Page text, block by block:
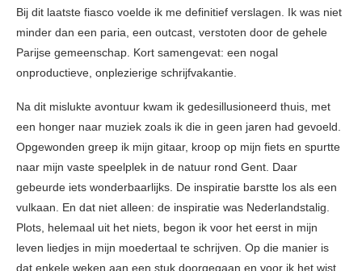
Bij dit laatste fiasco voelde ik me definitief verslagen. Ik was niet
minder dan een paria, een outcast, verstoten door de gehele
Parijse gemeenschap. Kort samengevat: een nogal
onproductieve, onplezierige schrijfvakantie.
Na dit mislukte avontuur kwam ik gedesillusioneerd thuis, met
een honger naar muziek zoals ik die in geen jaren had gevoeld.
Opgewonden greep ik mijn gitaar, kroop op mijn fiets en spurtte
naar mijn vaste speelplek in de natuur rond Gent. Daar
gebeurde iets wonderbaarlijks. De inspiratie barstte los als een
vulkaan. En dat niet alleen: de inspiratie was Nederlandstalig.
Plots, helemaal uit het niets, begon ik voor het eerst in mijn
leven liedjes in mijn moedertaal te schrijven. Op die manier is
dat enkele weken aan een stuk doorgegaan en voor ik het wist